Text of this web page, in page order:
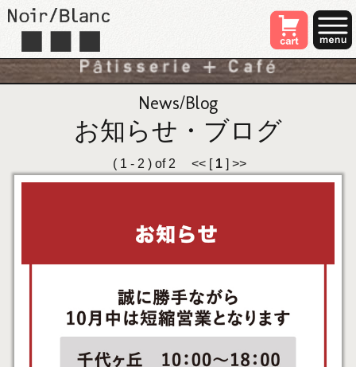
News/Blog
お知らせ・ブログ
( 1 - 2 ) of 2 << [ 1 ] >>